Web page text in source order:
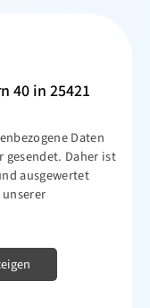
40 in 25421
Daten
gesendet. Daher ist
ausgewertet